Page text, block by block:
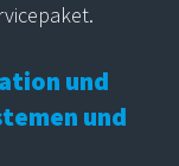
und
und